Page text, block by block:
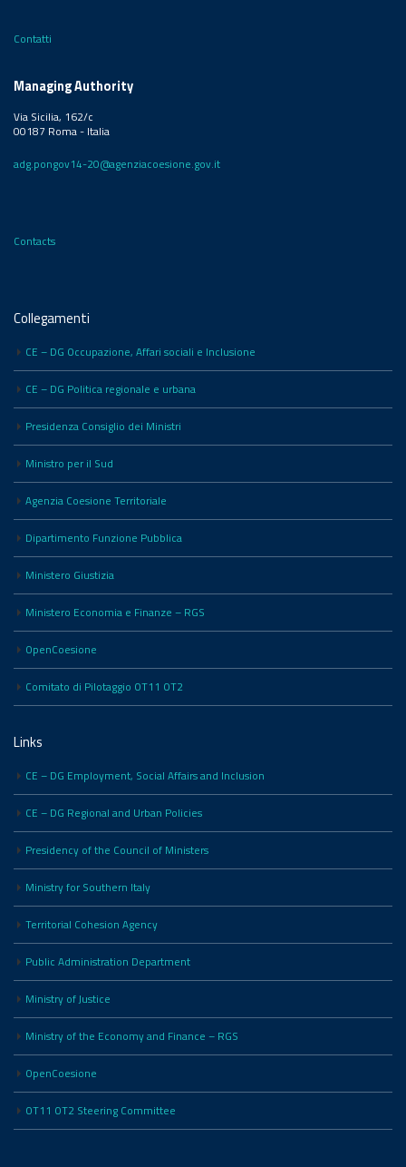
Contatti
Managing Authority
Via Sicilia, 162/c
00187 Roma - Italia
adg.pongov14-20@agenziacoesione.gov.it
Contacts
Collegamenti
CE – DG Occupazione, Affari sociali e Inclusione
CE – DG Politica regionale e urbana
Presidenza Consiglio dei Ministri
Ministro per il Sud
Agenzia Coesione Territoriale
Dipartimento Funzione Pubblica
Ministero Giustizia
Ministero Economia e Finanze – RGS
OpenCoesione
Comitato di Pilotaggio OT11 OT2
Links
CE – DG Employment, Social Affairs and Inclusion
CE – DG Regional and Urban Policies
Presidency of the Council of Ministers
Ministry for Southern Italy
Territorial Cohesion Agency
Public Administration Department
Ministry of Justice
Ministry of the Economy and Finance – RGS
OpenCoesione
OT11 OT2 Steering Committee